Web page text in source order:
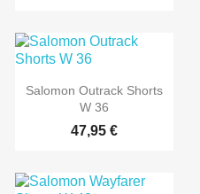
Salomon Outrack Shorts
W 36
47,95 €